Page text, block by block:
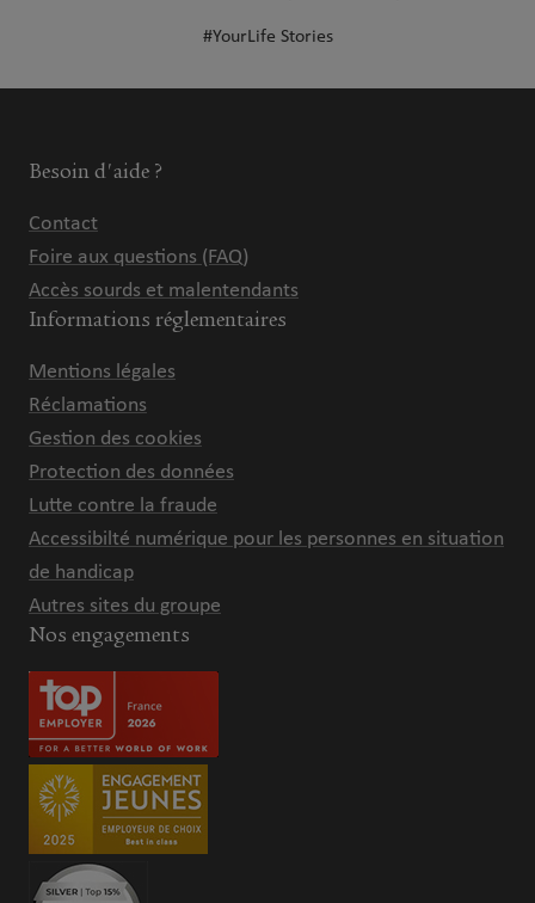
#YourLife Stories
Besoin d'aide ?
Contact
Foire aux questions (FAQ)
Accès sourds et malentendants
Informations réglementaires
Mentions légales
Réclamations
Gestion des cookies
Protection des données
Lutte contre la fraude
Accessibilté numérique pour les personnes en situation
de handicap
Autres sites du groupe
Nos engagements